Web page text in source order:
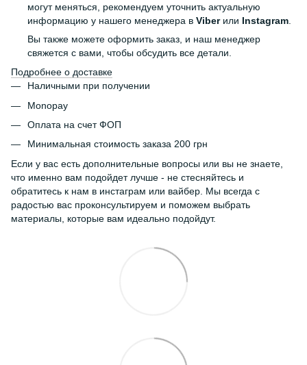
могут меняться, рекомендуем уточнить актуальную
информацию у нашего менеджера в Viberили Instagram
Вы также можете оформить заказ, и наш менеджер
свяжется с вами, чтобы обсудить все детали.
Подробнее о доставке
Наличными при получении
Monopay
Оплата на счет ФОП
Минимальная стоимость заказа 200 грн
Если у вас есть дополнительные вопросы или вы не знаете,
что именно вам подойдет лучше - не стесняйтесь и
обратитесь к нам в инстаграм или вайбер. Мы всегда с
радостью вас проконсультируем и поможем выбрать
материалы, которые вам идеально подойдут.